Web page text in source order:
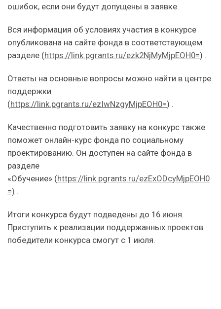
ошибок, если они будут допущены в заявке.
Вся информация об условиях участия в конкурсе
опубликована на сайте фонда в соответствующем
разделе (https://link.pgrants.ru/ezk2NjMyMjpEOH0=) .
Ответы на основные вопросы можно найти в центре
поддержки
(https://link.pgrants.ru/ezIwNzgyMjpEOH0=) .
Качественно подготовить заявку на конкурс также
поможет онлайн-курс фонда по социальному
проектированию. Он доступен на сайте фонда в
разделе
«Обучение» (https://link.pgrants.ru/ezExODcyMjpEOH0
=) .
Итоги конкурса будут подведены до 16 июня.
Приступить к реализации поддержанных проектов
победители конкурса смогут с 1 июля.